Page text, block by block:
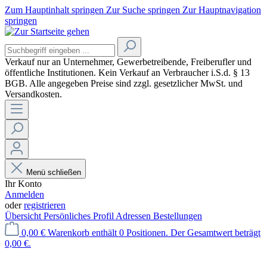
Zum Hauptinhalt springen Zur Suche springen Zur Hauptnavigation
springen
Verkauf nur an Unternehmer, Gewerbetreibende, Freiberufler und
öffentliche Institutionen. Kein Verkauf an Verbraucheri.S.d. § 13
BGB. Alle angegeben Preise sind zzgl. gesetzlicher MwSt. und
Versandkosten.
Menü schließen
Ihr Konto
Anmelden
oderregistrieren
Übersicht Persönliches Profil Adressen Bestellungen
0,00 € Warenkorb enthält 0 Positionen. Der Gesamtwert beträgt
0,00 €.